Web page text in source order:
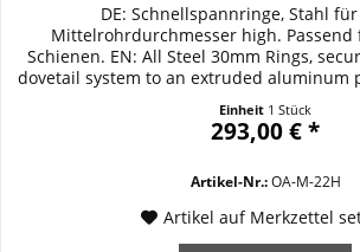
DE: Schnellspannringe, Stahl
Mittelrohrdurchmesser high. Passend
Schienen. EN: All Steel 30mm Rings,
dovetail system to an extruded aluminum
high. Height meassured top edge Rail to
8mm, Medium-14mm, High-
Einheit 1 Stück
293,00 € *
Artikel-Nr.:OA-M-22H
Artikel auf Merkzettel